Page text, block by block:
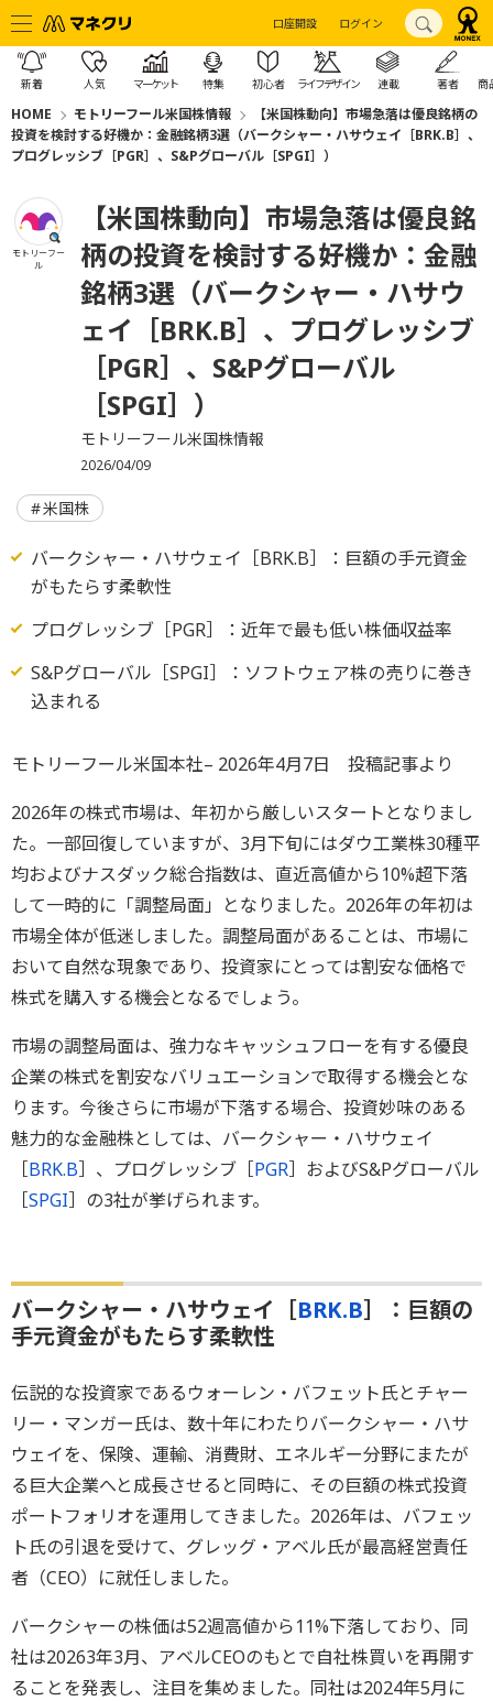
口座開設 ログイン
新着 人気 マーケット 特集 初心者 ライフデザイン 連載 著者 商
HOME モトリーフール米国株情報
【米国株動向】市場急落は優良銘柄の
投資を検討する好機か：金融銘柄3選（バークシャー・ハサウェイ［BRK.B］、
プログレッシブ［PGR］、S&Pグローバル［SPGI］）
モトリーフー
ル
【米国株動向】市場急落は優良銘
柄の投資を検討する好機か：金融
銘柄3選（バークシャー・ハサウ
ェイ［BRK.B］、プログレッシブ
［PGR］、S&Pグローバル
［SPGI］）
モトリーフール米国株情報
2026/04/09
米国株
バークシャー・ハサウェイ［BRK.B］：巨額の手元資金
がもたらす柔軟性
プログレッシブ［PGR］：近年で最も低い株価収益率
S&Pグローバル［SPGI］：ソフトウェア株の売りに巻き
込まれる
モトリーフール米国本社– 2026年4月7日 投稿記事より
2026年の株式市場は、年初から厳しいスタートとなりまし
た。一部回復していますが、3月下旬にはダウ工業株30種平
均およびナスダック総合指数は、直近高値から10%超下落
して一時的に「調整局面」となりました。2026年の年初は
市場全体が低迷しました。調整局面があることは、市場に
おいて自然な現象であり、投資家にとっては割安な価格で
株式を購入する機会となるでしょう。
市場の調整局面は、強力なキャッシュフローを有する優良
企業の株式を割安なバリュエーションで取得する機会とな
ります。今後さらに市場が下落する場合、投資妙味のある
魅力的な金融株としては、バークシャー・ハサウェイ
［BRK.B］、プログレッシブ［PGR］およびS&Pグローバル
［SPGI］の3社が挙げられます。
バークシャー・ハサウェイ［BRK.B］：巨額の
手元資金がもたらす柔軟性
伝説的な投資家であるウォーレン・バフェット氏とチャー
リー・マンガー氏は、数十年にわたりバークシャー・ハサ
ウェイを、保険、運輸、消費財、エネルギー分野にまたが
る巨大企業へと成長させると同時に、その巨額の株式投資
ポートフォリオを運用してきました。2026年は、バフェッ
ト氏の引退を受けて、グレッグ・アベル氏が最高経営責任
者（CEO）に就任しました。
バークシャーの株価は52週高値から11%下落しており、同
社は20263年3月、アベルCEOのもとで自社株買いを再開す
ることを発表し、注目を集めました。同社は2024年5月に